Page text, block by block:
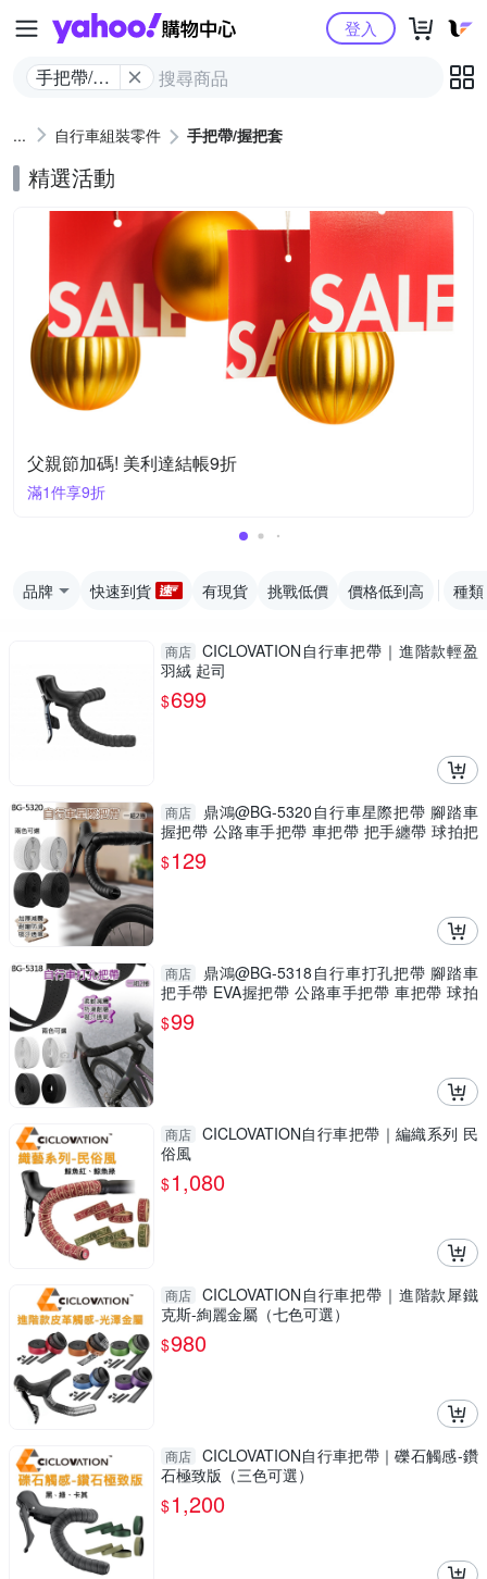
Yahoo購物中心
手把帶/握
登入
自行車組裝零件 手把帶/握把套
精選活動
父親節加碼! 美利達結帳9折
滿1件享9折
品牌 快速到貨 有現貨 挑戰低價 價格低到高 種類
商店 CICLOVATION自行車把帶｜進階款輕盈
羽絨 起司
$699
商店
鼎鴻@BG-5320自行車星際把帶 腳踏車
握把帶 公路車手把帶 車把帶 把手纏帶 球拍把
手帶
$129
商店
鼎鴻@BG-5318自行車打孔把帶 腳踏車
把手帶 EVA握把帶 公路車手把帶 車把帶 球拍
把帶
$99
商店 CICLOVATION自行車把帶｜編織系列 民
俗風
$1,080
商店 CICLOVATION自行車把帶｜進階款犀鐵
克斯-絢麗金屬（七色可選）
$980
商店 CICLOVATION自行車把帶｜礫石觸感-鑽
石極致版（三色可選）
$1,200